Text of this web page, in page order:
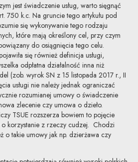
jest świadczenie usług, warto sięgnąć
750 k.c. Na gruncie tego artykułu pod
się wykonywanie tego rodzaju
które mają określony cel, przy czym
do osiągnięcia tego celu.
się również definicja usługi,
odpłatna działalność inna niż
(zob. wyrok SN z 15 listopada 2017 r., II
usługi nie należy jednak ograniczać
rozumianej umowy o świadczenie
zlecenie czy umowa o dzieło.
TSUE rozszerza bowiem to pojęcie
korzystanie z rzeczy cudzej. Chodzi
o takie umowy jak np. dzierżawa czy